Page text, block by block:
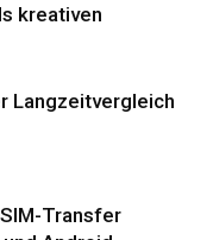
kreativen
Langzeitvergleich
Transfer